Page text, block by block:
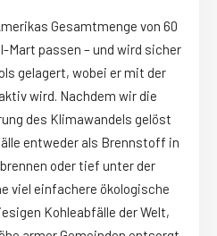
Gesamtmenge von 60
Mart passen – und wird sicher
gelagert, wobei er mit der
wird. Nachdem wir die
des Klimawandels gelöst
entweder als Brennstoff in
oder tief unter der
viel einfachere ökologische
Kohleabfälle der Welt,